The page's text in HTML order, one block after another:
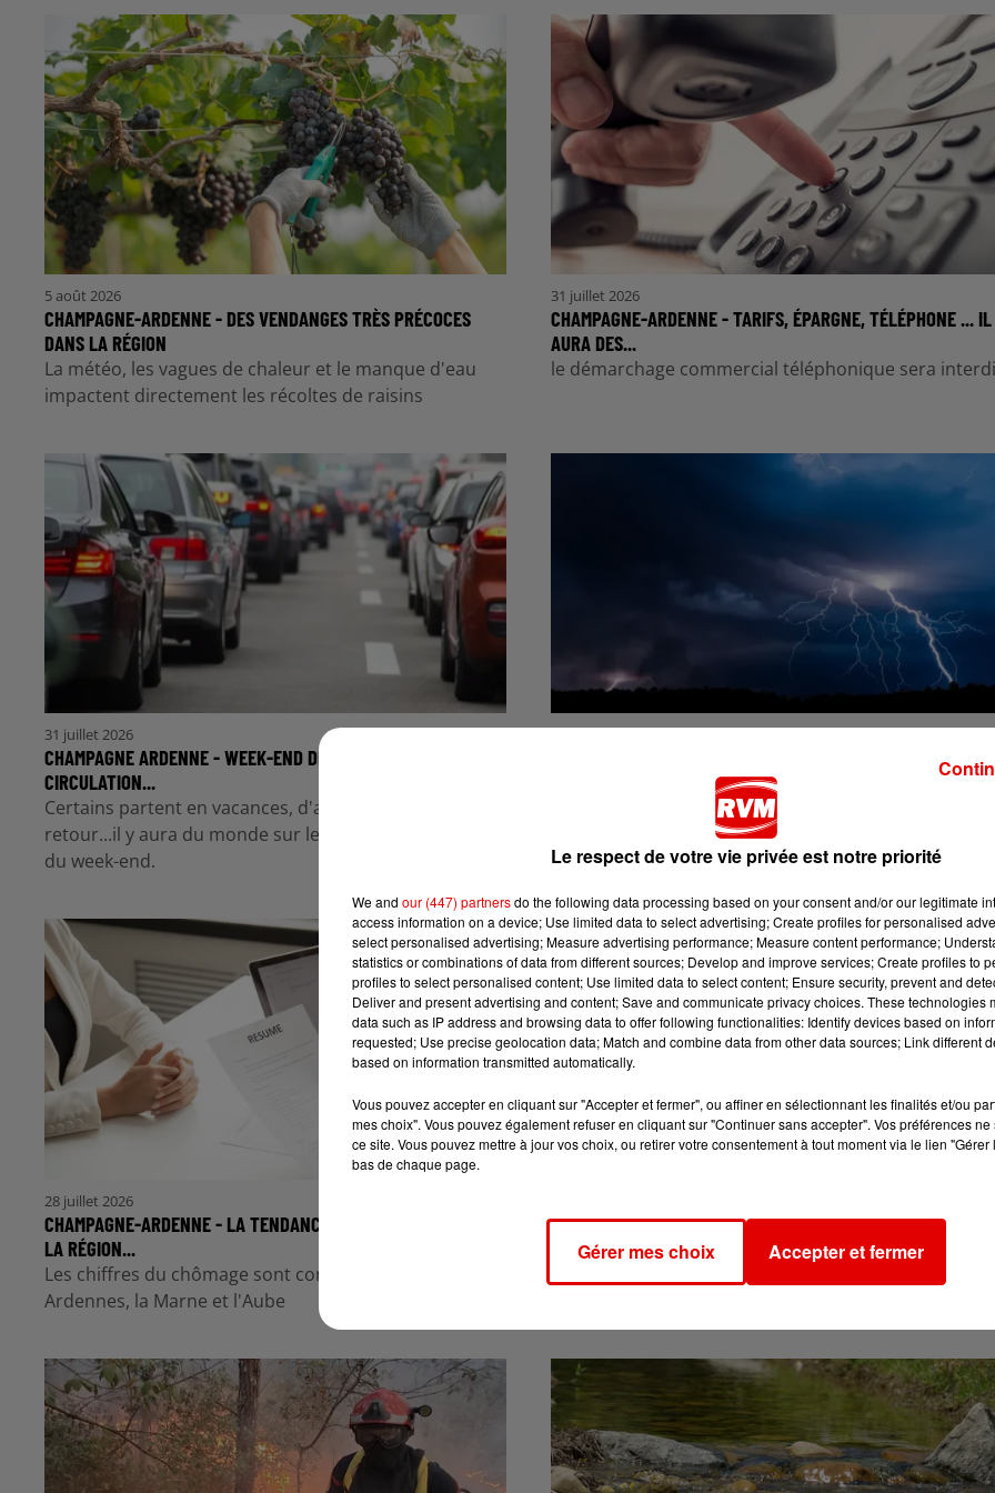
5 août 2026
CHAMPAGNE-ARDENNE - DES VENDANGES TRÈS PRÉCOCES
DANS LA RÉGION
La météo, les vagues de chaleur et le manque d'eau
impactent directement les récoltes de raisins
31 juillet 2026
CHAMPAGNE-ARDENNE - TARIFS, ÉPARGNE, TÉLÉPHONE ...
AURA DES...
le démarchage commercial téléphonique sera
31 juillet 2026
CHAMPAGNE ARDENNE - WEEK-END DE CHASSÉ-CROISÉ : LA
CIRCULATION...
Certains partent en vacances, d'autres sont sur le
retour...il y aura du monde sur les routes tout au long
du week-end.
CHAMPAGNE ARDENNE - ALERTE JAUNE AUX ORAGES CE JEUDI
Des orages et quelques averses sont annoncés pour
28 juillet 2026
CHAMPAGNE-ARDENNE - LA TENDANCE EST À LA HAUSSE DANS
LA RÉGION...
Les chiffres du chômage sont connus pour les
Ardennes, la Marne et l'Aube
CHAMPAGNE ARDENNE - ALERTE JAUNE CANICULE DANS LA
RÉGION CE MERCREDI
Le respect de votre vie privée est notre priorité
We and our (447) partnersdo the following data processing based on your consent and/or our legitimate
access information on a device; Use limited data to select advertising; Create profiles for personalised
select personalised advertising; Measure advertising performance; Measure content performance;
statistics or combinations of data from different sources; Develop and improve services; Create profiles to
profiles to select personalised content; Use limited data to select content; Ensure security, prevent and
Deliver and present advertising and content; Save and communicate privacy choices. These technologies
data such as IP address and browsing data to offer following functionalities: Identify devices based on
requested; Use precise geolocation data; Match and combine data from other data sources; Link different
based on information transmitted automatically.
Vous pouvez accepter en cliquant sur "Accepter et fermer", ou affiner en sélectionnant les finalités et/ou
mes choix". Vous pouvez également refuser en cliquant sur "Continuer sans accepter". Vos préférences
ce site. Vous pouvez mettre à jour vos choix, ou retirer votre consentement à tout moment via le lien
bas de chaque page.
Gérer mes choix Accepter et fermer